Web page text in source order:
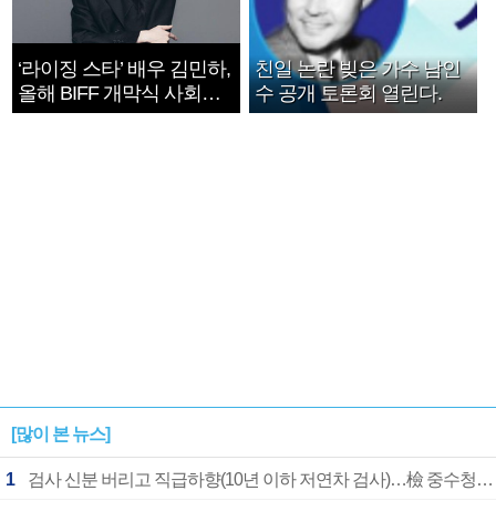
‘라이징 스타’ 배우 김민하,
올해 BIFF 개막식 사회자
확정
친일 논란 빚은 가수 남인
수 공개 토론회 열린다.
[많이 본 뉴스]
1 검사 신분 버리고 직급하향(10년 이하 저연차 검사)…檢 중수청행 기피